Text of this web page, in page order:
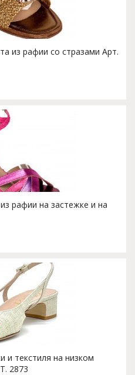
из рафии со стразами Арт.
рафии на застежке и на
текстиля на низком
2873